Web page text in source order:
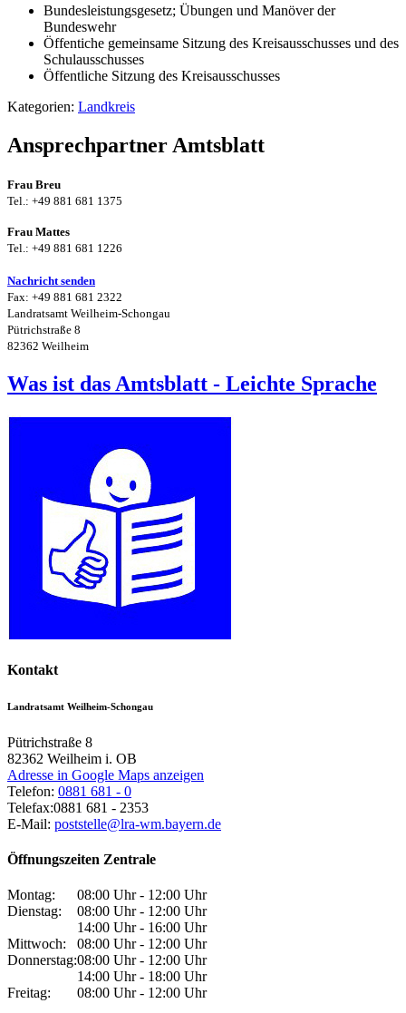
Bundesleistungsgesetz; Übungen und Manöver der
Bundeswehr
Öffentiche gemeinsame Sitzung des Kreisausschusses und des
Schulausschusses
Öffentliche Sitzung des Kreisausschusses
Kategorien: Landkreis
Ansprechpartner Amtsblatt
Frau Breu
Tel.: +49 881 681 1375
Frau Mattes
Tel.: +49 881 681 1226
Nachricht senden
Fax: +49 881 681 2322
Landratsamt Weilheim-Schongau
Pütrichstraße 8
82362 Weilheim
Was ist das Amtsblatt - Leichte Sprache
Kontakt
Landratsamt Weilheim-Schongau
Pütrichstraße 8
82362 Weilheim i. OB
Adresse in Google Maps anzeigen
Telefon: 0881 681 - 0
Telefax:0881 681 - 2353
E-Mail: poststelle@lra-wm.bayern.de
Öffnungszeiten Zentrale
Montag:
08:00 Uhr - 12:00 Uhr
Dienstag:
08:00 Uhr - 12:00 Uhr
14:00 Uhr - 16:00 Uhr
Mittwoch:
08:00 Uhr - 12:00 Uhr
Donnerstag:08:00 Uhr - 12:00 Uhr
14:00 Uhr - 18:00 Uhr
Freitag:
08:00 Uhr - 12:00 Uhr